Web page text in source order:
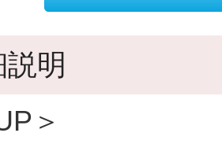
明
＞